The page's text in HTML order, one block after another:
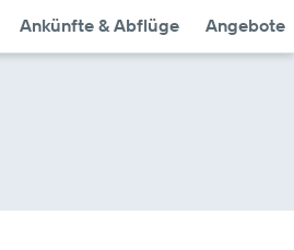
Ankünfte & Abflüge Angebote